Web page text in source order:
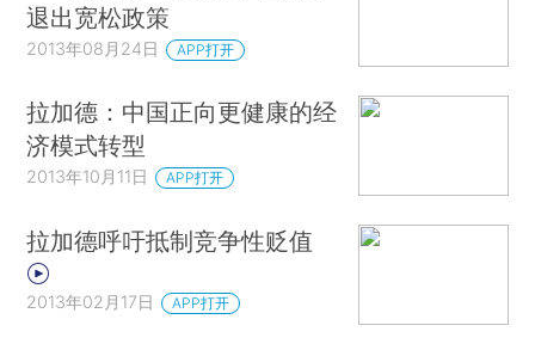
退出宽松政策
2013年08月24日 APP打开
拉加德：中国正向更健康的经
济模式转型
2013年10月11日 APP打开
拉加德呼吁抵制竞争性贬值
2013年02月17日 APP打开